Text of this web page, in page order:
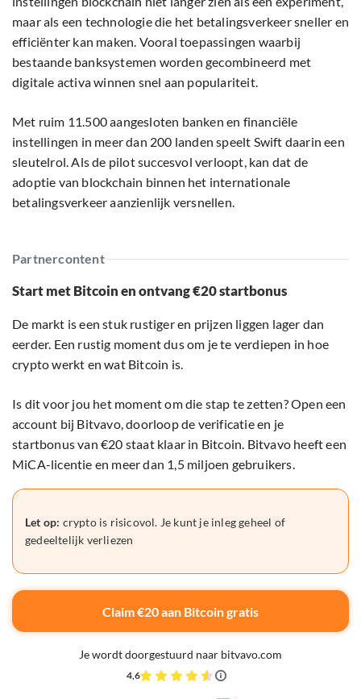
maar als een technologie die het betalingsverkeer sneller en
efficiënter kan maken. Vooral toepassingen waarbij
bestaande banksystemen worden gecombineerd met
digitale activa winnen snel aan populariteit.
Met ruim 11.500 aangesloten banken en financiële
instellingen in meer dan 200 landen speelt Swift daarin een
sleutelrol. Als de pilot succesvol verloopt, kan dat de
adoptie van blockchain binnen het internationale
betalingsverkeer aanzienlijk versnellen.
Partnercontent
Start met Bitcoin en ontvang €20 startbonus
De markt is een stuk rustiger en prijzen liggen lager dan
eerder. Een rustig moment dus om je te verdiepen in hoe
crypto werkt en wat Bitcoin is.
Is dit voor jou het moment om die stap te zetten? Open een
account bij Bitvavo, doorloop de verificatie en je
startbonus van €20 staat klaar in Bitcoin. Bitvavo heeft een
MiCA-licentie en meer dan 1,5 miljoen gebruikers.
Let op: crypto is risicovol. Je kunt je inleg geheel of
gedeeltelijk verliezen
Claim €20 aan Bitcoin gratis
Je wordt doorgestuurd naar bitvavo.com
4,6